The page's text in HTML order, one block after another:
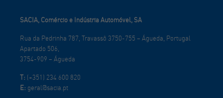
SACIA, Comércio e Indústria Automóvel, SA
Rua da Pedrinha 787, Travassô 3750-755 – Águeda, Portugal
Apartado 506,
3754-909 – Águeda
T: (+351) 234 600 820
E: geral@sacia.pt